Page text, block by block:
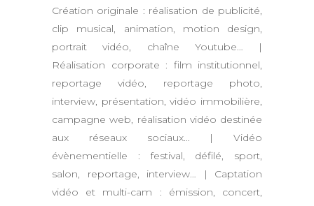
Création originale : réalisation de publicité,
clip musical, animation, motion design,
portrait vidéo, chaîne Youtube… |
Réalisation corporate : film institutionnel,
reportage vidéo, reportage photo,
interview, présentation, vidéo immobilière,
campagne web, réalisation vidéo destinée
aux réseaux sociaux… | Vidéo
évènementielle : festival, défilé, sport,
salon, reportage, interview… | Captation
vidéo et multi-cam : émission, concert,